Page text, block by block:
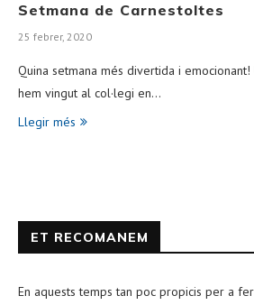
Setmana de Carnestoltes
25 febrer, 2020
Quina setmana més divertida i
hem vingut al col·legi en…
Llegir més
ET RECOMANEM
En aquests temps tan poc propicis per a